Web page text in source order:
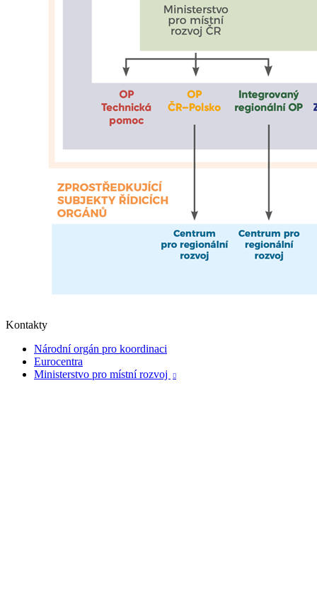
Kontakty
Národní orgán pro koordinaci
Eurocentra
Ministerstvo pro místní rozvoj
